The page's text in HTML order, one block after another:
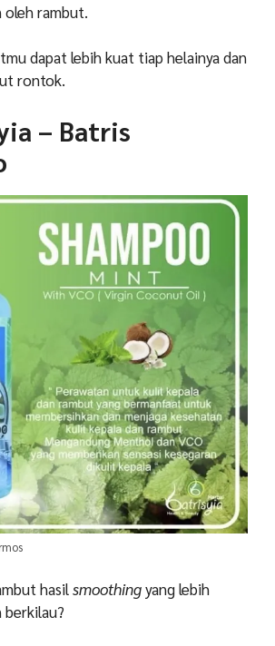
oleh rambut.
dapat lebih kuat tiap helainya dan
rontok.
– Batris
hasilsmoothingyang lebih
berkilau?